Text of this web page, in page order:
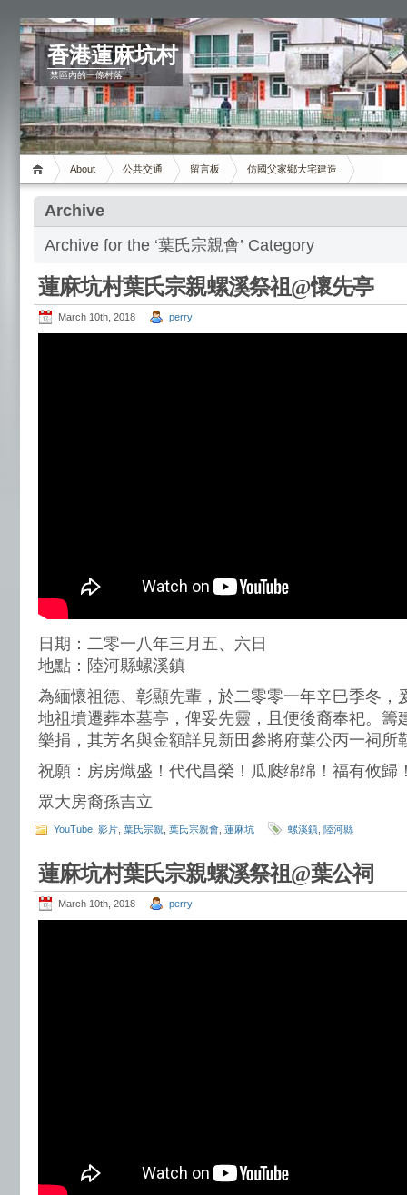
香港蓮麻坑村
禁區內的一條村落
About 公共交通 留言板 仿國父家鄉大宅建造
Archive
Archive for the ‘葉氏宗親會’ Category
蓮麻坑村葉氏宗親螺溪祭祖@懷先亭
March 10th, 2018 perry
日期：二零一八年三月五、六日
地點：陸河縣螺溪鎮
為緬懷祖德、彰顯先輩，於二零零一年辛巳季冬，
地祖墳遷葬本墓亭，俾妥先靈，且便後裔奉祀。籌
樂捐，其芳名與金額詳見新田參將府葉公丙一祠所
祝願：房房熾盛！代代昌榮！瓜瓞绵绵！福有攸歸
眾大房裔孫吉立
YouTube 影片 葉氏宗親 葉氏宗親會 蓮麻坑 螺溪鎮 陸河縣
蓮麻坑村葉氏宗親螺溪祭祖@葉公祠
March 10th, 2018 perry